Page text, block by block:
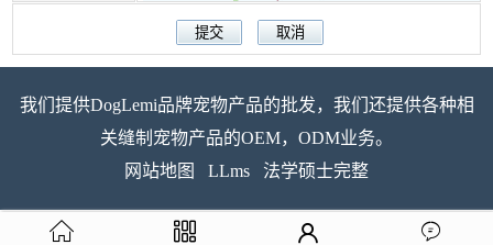
我们提供DogLemi品牌宠物产品的批发，我们还提供各种相
关缝制宠物产品的OEM，ODM业务。
网站地图
LLms 法学硕士完整